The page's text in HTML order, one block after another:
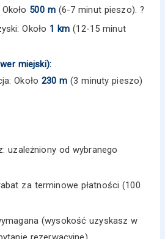
500 m(6-7 minut pieszo). ?️
Około 1 km (12-15 minut
miejski):
Około 230 m (3 minuty pieszo)
uzależniony od wybranego
za terminowe płatności (100
(wysokość uzyskasz w